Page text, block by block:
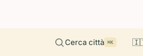
Cerca città ⌘K